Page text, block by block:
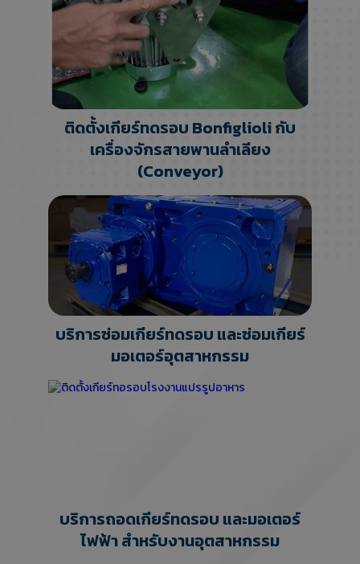
ติดตั้งเกียร์ทดรอบ Bonfiglioli กับ
เครื่องจักรสายพานลำเลียง
(Conveyor)
บริการซ่อมเกียร์ทดรอบ และซ่อมเกียร์
มอเตอร์อุตสาหกรรม
บริการถอดเกียร์ทดรอบ และมอเตอร์
ไฟฟ้า สำหรับงานอุตสาหกรรม